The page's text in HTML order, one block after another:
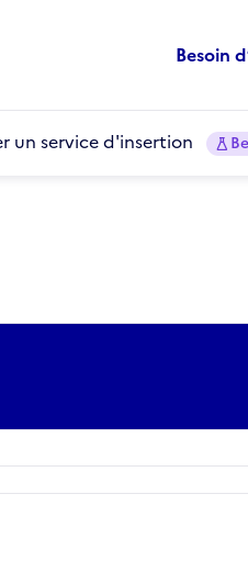
Besoin
un service d'insertion